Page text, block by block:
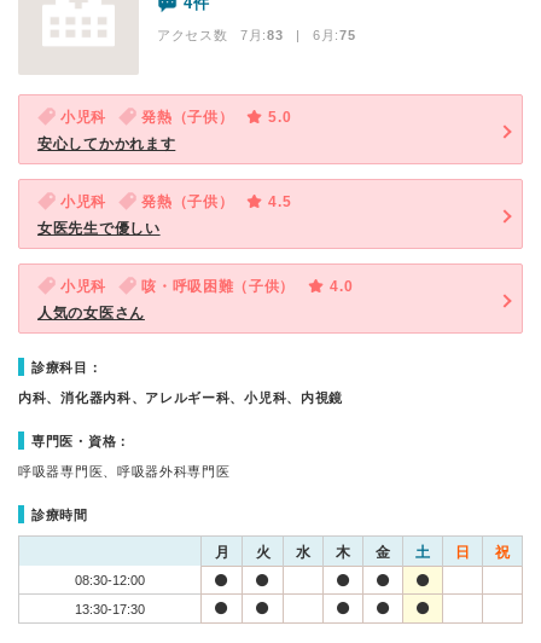
アクセス数 7月:83 | 6月:75
小児科 発熱（子供）
5.0
安心してかかれます
小児科 発熱（子供）
4.5
女医先生で優しい
小児科 咳・呼吸困難（子供）
4.0
人気の女医さん
診療科目：
内科、消化器内科、アレルギー科、小児科、内視鏡
専門医・資格：
呼吸器専門医、呼吸器外科専門医
診療時間
月 火 水 木 金 土 日 祝
08:30-12:00
13:30-17:30